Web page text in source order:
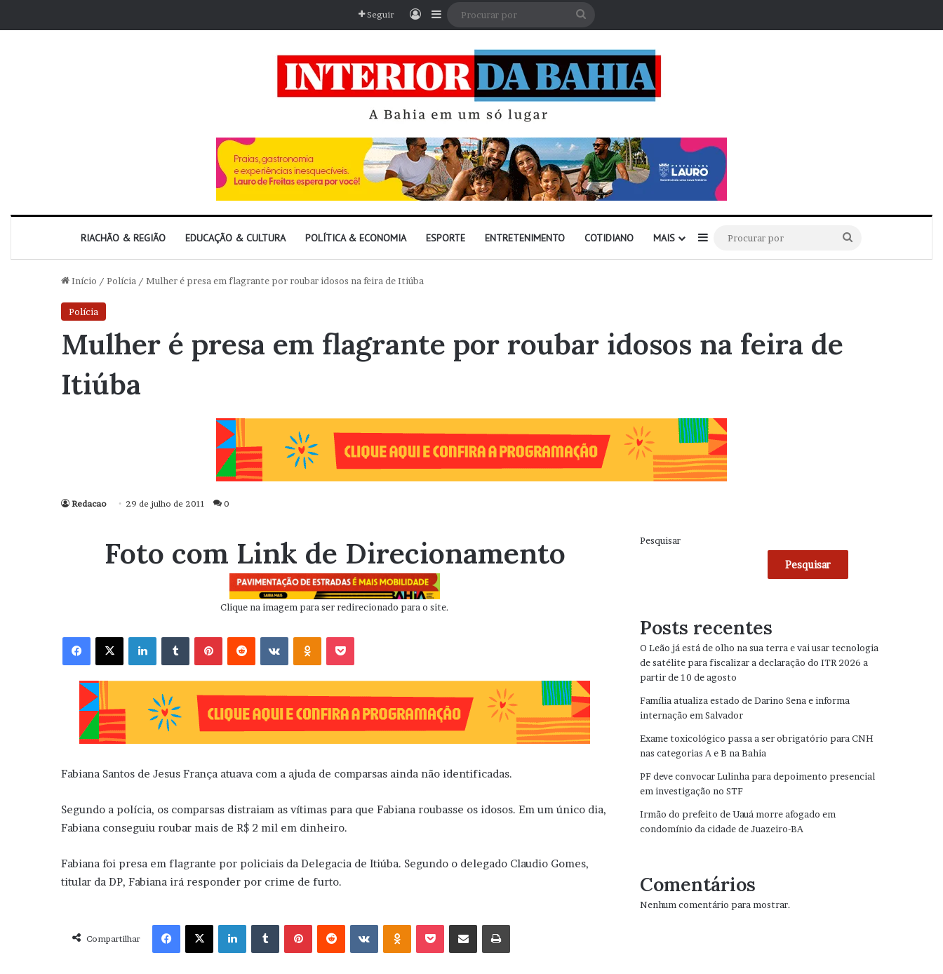
Seguir EntrarBarra Lateral
RIACHÃO & REGIÃO EDUCAÇÃO & CULTURA POLÍTICA & ECONOMIA ESPORTE ENTRETENIMENTO COTIDIANO MAIS Barra Lateral
por
Início / Polícia / Mulher é presa em flagrante por roubar idosos na feira de Itiúba
Polícia
Mulher é presa em flagrante por roubar idosos na feira de
Itiúba
Redacao 29 de julho de 2011 0
Foto com Link de Direcionamento
Clique na imagem para ser redirecionado para o site.
Facebook X Linkedin VK OK
Fabiana Santos de Jesus França atuava com a ajuda de comparsas ainda não identificadas.
Segundo a polícia, os comparsas distraiam as vítimas para que Fabiana roubasse os idosos. Em um único dia,
Fabiana conseguiu roubar mais de R$ 2 mil em dinheiro.
Fabiana foi presa em flagrante por policiais da Delegacia de Itiúba. Segundo o delegado Claudio Gomes,
titular da DP, Fabiana irá responder por crime de furto.
Compartilhar
Facebook X Linkedin VK OK
Pesquisar
Pesquisar
Posts recentes
O Leão já está de olho na sua terra e vai usar tecnologia
de satélite para fiscalizar a declaração do ITR 2026 a
partir de 10 de agosto
Família atualiza estado de Darino Sena e informa
internação em Salvador
Exame toxicológico passa a ser obrigatório para CNH
nas categorias A e B na Bahia
PF deve convocar Lulinha para depoimento presencial
em investigação no STF
Irmão do prefeito de Uauá morre afogado em
condomínio da cidade de Juazeiro-BA
Comentários
Nenhum comentário para mostrar.